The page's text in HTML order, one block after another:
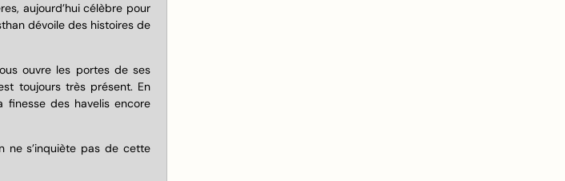
aujourd’hui célèbre pour
dévoile des histoires de
ouvre les portes de ses
toujours très présent. En
des havelis encore
ne s’inquiète pas de cette